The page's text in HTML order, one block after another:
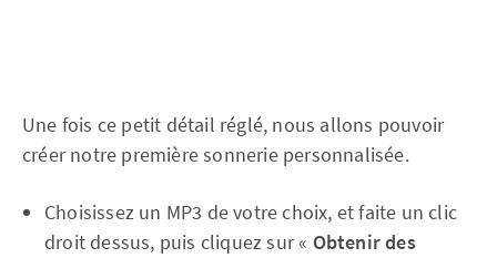
Une fois ce petit détail réglé, nous allons pouvoir
créer notre première sonnerie personnalisée.
Choisissez un MP3 de votre choix, et faite un clic
droit dessus, puis cliquez sur « Obtenir des